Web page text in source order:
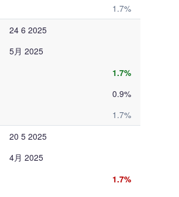
1.7%
24 6 2025
5月 2025
1.7%
0.9%
1.7%
20 5 2025
4月 2025
1.7%